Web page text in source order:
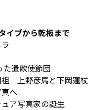
イプから乾板まで
た遣欧使節団
上野彦馬と下岡蓮杖
へ
ア写真家の誕生